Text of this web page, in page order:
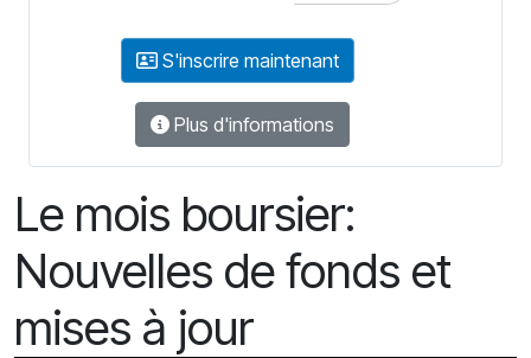
S'inscrire maintenant
Plus d'informations
Le mois boursier:
Nouvelles de fonds et
mises à jour